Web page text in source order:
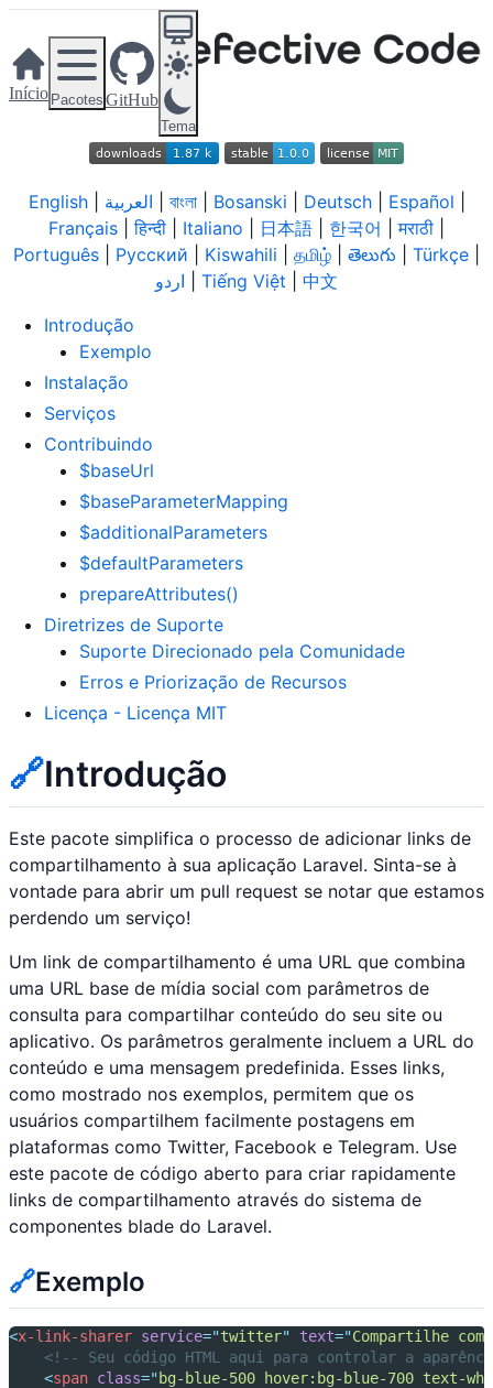
Início Pacotes GitHub
Tema
English| العربية বাংলা| Bosanski Deutsch| Español
Français |हिन्दी Italiano 日本語 한국어 |मराठी
Português
Русский Kiswahili தமிழ் తెలుగు Türkçe
اردو
Tiếng Việt
中文
Introdução
Exemplo
Instalação
Serviços
Contribuindo
$baseUrl
$baseParameterMapping
$additionalParameters
$defaultParameters
prepareAttributes()
Diretrizes de Suporte
Suporte Direcionado pela Comunidade
Erros e Priorização de Recursos
Licença - Licença MIT
🔗Introdução
Este pacote simplifica o processo de adicionar links de
compartilhamento à sua aplicação Laravel. Sinta-se à
vontade para abrir um pull request se notar que estamos
perdendo um serviço!
Um link de compartilhamento é uma URL que combina
uma URL base de mídia social com parâmetros de
consulta para compartilhar conteúdo do seu site ou
aplicativo. Os parâmetros geralmente incluem a URL do
conteúdo e uma mensagem predefinida. Esses links,
como mostrado nos exemplos, permitem que os
usuários compartilhem facilmente postagens em
plataformas como Twitter, Facebook e Telegram. Use
este pacote de código aberto para criar rapidamente
links de compartilhamento através do sistema de
componentes blade do Laravel.
🔗Exemplo
<x-link-sharer service="twitter" text="Compartilhe
<!-- Seu código HTML aqui para controlar a
<span class="bg-blue-500 hover:bg-blue-700 text-